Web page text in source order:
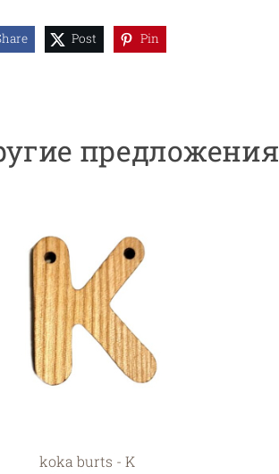
Post Pin
предложения
koka burts - K